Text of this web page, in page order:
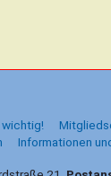
wichtig!
Informationen